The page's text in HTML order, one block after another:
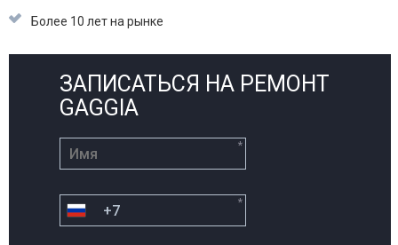
Более 10 лет на рынке
ЗАПИСАТЬСЯ НА РЕМОНТ
GAGGIA
*
*